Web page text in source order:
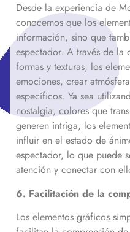
Desde la experiencia de
conocemos que los
información, sino que
espectador. A través de
formas y texturas, los
emociones, crear
específicos. Ya sea
nostalgia, colores que
generen intriga, los
influir en el estado de
espectador, lo que puede
atención y conectar con
6. Facilitación de la
Los elementos gráficos